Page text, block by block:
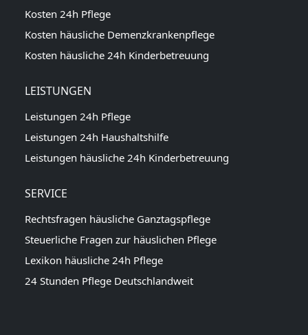
Kosten 24h Pflege
Kosten häusliche Demenzkrankenpflege
Kosten häusliche 24h Kinderbetreuung
LEISTUNGEN
Leistungen 24h Pflege
Leistungen 24h Haushaltshilfe
Leistungen häusliche 24h Kinderbetreuung
SERVICE
Rechtsfragen häusliche Ganztagspflege
Steuerliche Fragen zur häuslichen Pflege
Lexikon häusliche 24h Pflege
24 Stunden Pflege Deutschlandweit